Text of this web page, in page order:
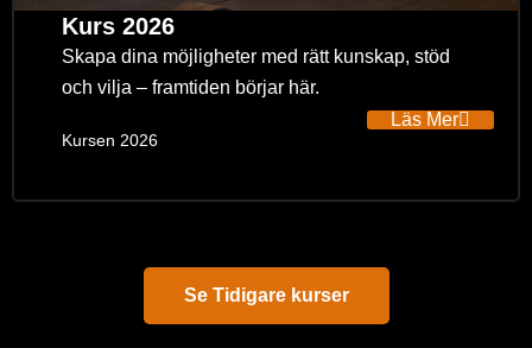
Kurs 2026
Skapa dina möjligheter med rätt kunskap, stöd
och vilja – framtiden börjar här.
Kursen 2026
Läs Mer
Se Tidigare kurser